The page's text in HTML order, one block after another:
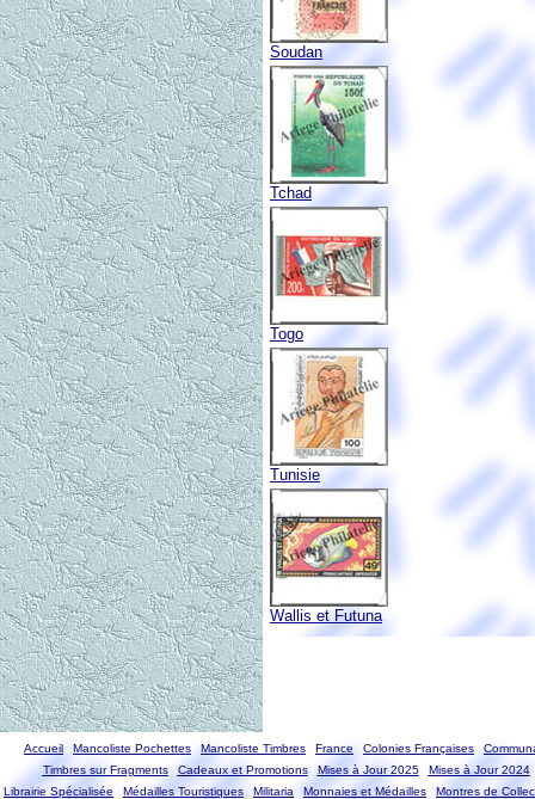
Soudan
Tchad
Togo
Tunisie
Wallis et Futuna
Accueil Mancoliste Pochettes Mancoliste Timbres France Colonies Françaises
Timbres sur Fragments
Cadeaux et Promotions Mises à Jour 2025
Mises à Jour 2024
Librairie Spécialisée
Médailles Touristiques Militaria Monnaies et Médailles
Montres de